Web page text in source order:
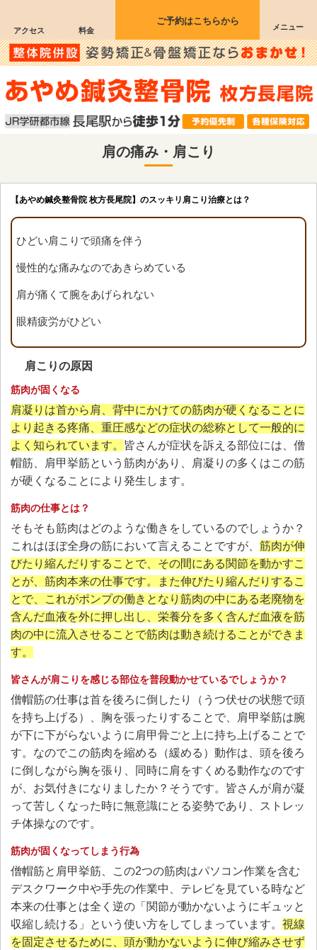
アクセス 料金
ご予約はこちらから
メニュー
肩の痛み・肩こり
【あやめ鍼灸整骨院 枚方長尾院】のスッキリ肩こり治療とは？
ひどい肩こりで頭痛を伴う
慢性的な痛みなのであきらめている
肩が痛くて腕をあげられない
眼精疲労がひどい
肩こりの原因
筋肉が固くなる
肩凝りは首から肩、背中にかけての筋肉が硬くなることに
より起きる疼痛、重圧感などの症状の総称として一般的に
よく知られています。 皆さんが症状を訴える部位には、僧
帽筋、肩甲挙筋という筋肉があり、肩凝りの多くはこの筋
が硬くなることにより発生します。
筋肉の仕事とは？
そもそも筋肉はどのような働きをしているのでしょうか？
これはほぼ全身の筋において言えることですが、 筋肉が伸
びたり縮んだりすることで、その間にある関節を動かすこ
とが、筋肉本来の仕事です。また伸びたり縮んだりするこ
とで、これがポンプの働きとなり筋肉の中にある老廃物を
含んだ血液を外に押し出し、栄養分を多く含んだ血液を筋
肉の中に流入させることで筋肉は動き続けることができま
す。
皆さんが肩こりを感じる部位を普段動かせているでしょうか？
僧帽筋の仕事は首を後ろに倒したり（うつ伏せの状態で頭
を持ち上げる）、胸を張ったりすることで、肩甲挙筋は腕
が下に下がらないように肩甲骨ごと上に持ち上げることで
す。なのでこの筋肉を縮める（緩める）動作は、頭を後ろ
に倒しながら胸を張り、同時に肩をすくめる動作なのです
が、お気付きになりましたか？そうです。皆さんが肩が凝
って苦しくなった時に無意識にとる姿勢であり、ストレッ
チ体操なのです。
筋肉が固くなってしまう行為
僧帽筋と肩甲挙筋、この2つの筋肉はパソコン作業を含む
デスクワーク中や手先の作業中、テレビを見ている時など
本来の仕事とは全く逆の「関節が動かないようにギュッと
収縮し続ける」という使い方をしてしまっています。 視線
を固定させるために、頭が動かないように伸び縮みさせず